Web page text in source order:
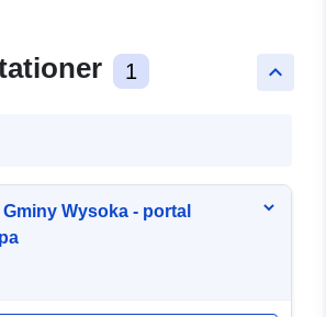
keyboard_arrow_up
1
Wysoka - portal